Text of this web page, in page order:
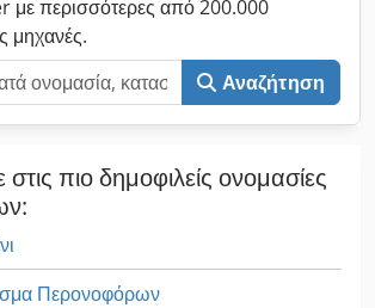
μηχανημάτων Linde – ακόμη και χωρίς
από εμάς. Οι δηλωμένες ώρες
τον χρόνο ανάρτησης της αγγελίας.
ενδιάμεσης πώλησης, αλλαγών και
1600 mm
με περισσότερες από 200.000
μηχανές.
Αναζήτηση
στις πιο δημοφιλείς ονομασίες
Περονοφόρων